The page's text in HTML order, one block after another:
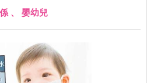
、 嬰幼兒